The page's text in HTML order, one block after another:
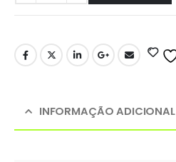
INFORMAÇÃO ADICIONAL